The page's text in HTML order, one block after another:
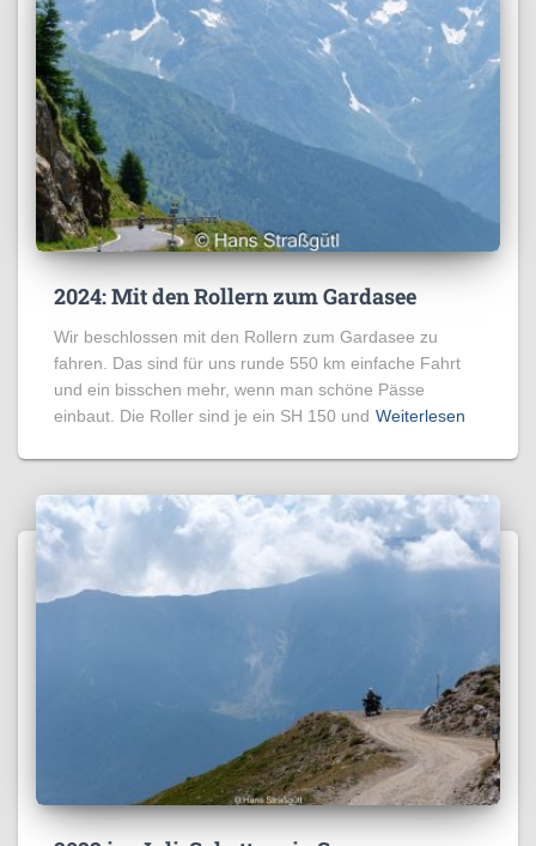
2024: Mit den Rollern zum Gardasee
Wir beschlossen mit den Rollern zum Gardasee zu
fahren. Das sind für uns runde 550 km einfache Fahrt
und ein bisschen mehr, wenn man schöne Pässe
einbaut. Die Roller sind je ein SH 150 und Weiterlesen